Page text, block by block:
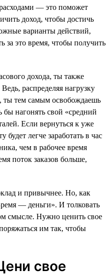
расходами — это поможет
доход, чтобы достичь
варианты действий,
это время, чтобы получить
дохода, ты также
распределяя нагрузку
ты тем самым освобождаешь
бы нагонять свой «средний
Если вернуться к уже
легче заработать в час
чем в рабочее время
поток заказов больше,
и привычнее. Но, как
— деньги». И толковать
смысле. Нужно ценить свое
им так, чтобы
свое